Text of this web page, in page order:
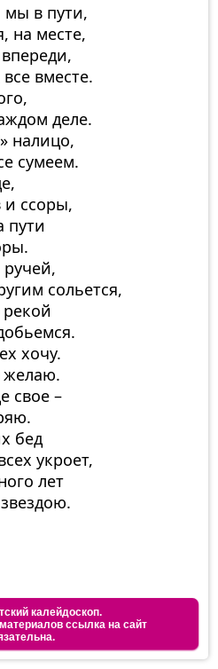
мы в пути,
на месте,
вместе.
деле.
налицо,
сумеем.
и ссоры,
пути
сольется,
хочу.
желаю.
свое –
бед
укроет,
лет
калейдоскоп.
ссылка на сайт